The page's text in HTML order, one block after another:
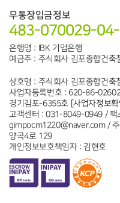
상호명 : 주식회사 김포종합건축
사업자등록번호 : 620-86-
경기김포-6355호 [사업자정보확
고객센터 : 031-8049-0949 /
gimpocm1220@naver.com /
양곡4로 129
개인정보보호책임자 : 김현호
무통장입금정보
483-070029-
은행명 : IBK 기업은행
예금주 : 주식회사 김포종합건축